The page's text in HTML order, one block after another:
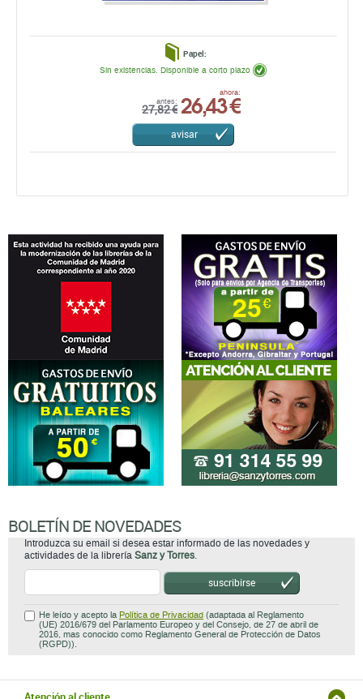
Papel:
antes:
27,82 €
ahora:
26,43 €
Sin existencias. Disponible a corto plazo
avisar
BOLETÍN DE NOVEDADES
Introduzca su email si desea estar informado de las novedades y
actividades de la librería Sanz y Torres.
suscribirse
He leído y acepto la Política de Privacidad (adaptada al Reglamento
(UE) 2016/679 del Parlamento Europeo y del Consejo, de 27 de abril de
2016, mas conocido como Reglamento General de Protección de Datos
(RGPD)).